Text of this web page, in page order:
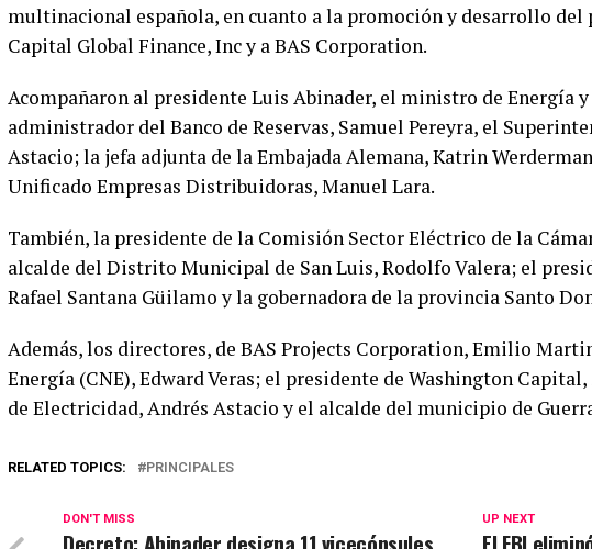
multinacional española, en cuanto a la promoción y desarrollo del
Capital Global Finance, Inc y a BAS Corporation.
Acompañaron al presidente Luis Abinader, el ministro de Energía
administrador del Banco de Reservas, Samuel Pereyra, el
Astacio; la jefa adjunta de la Embajada Alemana, Katrin
Unificado Empresas Distribuidoras, Manuel Lara.
También, la presidente de la Comisión Sector Eléctrico de la
alcalde del Distrito Municipal de San Luis, Rodolfo Valera; el
Rafael Santana Güilamo y la gobernadora de la provincia Santo
Además, los directores, de BAS Projects Corporation, Emilio
Energía (CNE), Edward Veras; el presidente de Washington
de Electricidad, Andrés Astacio y el alcalde del municipio de
RELATED TOPICS: PRINCIPALES
UP NEXT
DON'T MISS